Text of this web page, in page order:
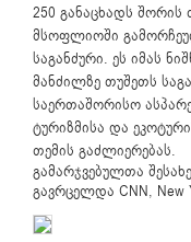
250 განაცხადს
მსოფლიოში
საგანძური. ეს იმას
მანძილზე თუშეთს
საერთაშორისო
ტურიზმისა და
თემის გაძლიერებას.
გამარჯვებულთა
გავრცელდა CNN, New